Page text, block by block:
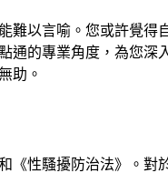
以言喻。您或許覺
的專業角度，為您
助。
《性騷擾防治法》。對